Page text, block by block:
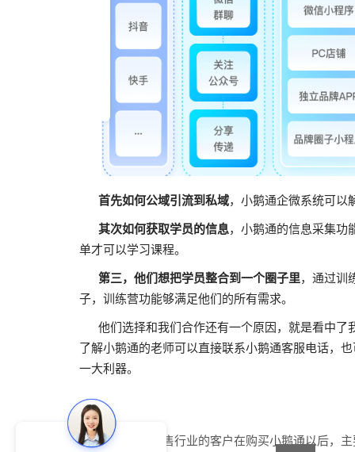
首先如何公域引流到私域，小鹅通企微系统可以
其次如何获取学员的信息，小鹅通的信息采集功
单才可以学习课程。
第三，他们想把学员整合到一个圈子里，通过训
子，训练营功能够满足他们的所有需求。
他们选择和我们合作还有一个原因，就是看中了
了解小鹅通的老师可以直接联系小鹅通客服电话，
一大利器。
上一篇：
快销零售行业的客户在购买小鹅通以后，